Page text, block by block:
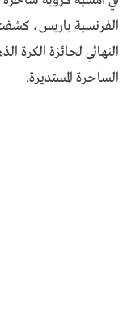
الفرنسية باريس،
الساحرة المستديرة.